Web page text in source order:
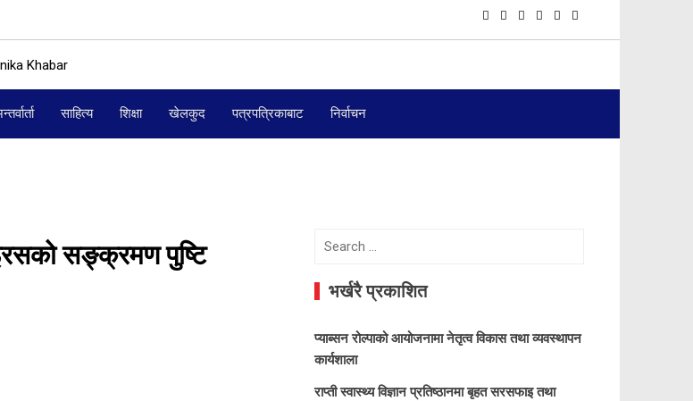
साहित्य शिक्षा खेलकुद पत्रपत्रिकाबाट निर्वाचन
सङ्क्रमण पुष्टि
Search
भर्खरै प्रकाशित
प्याब्सन रोल्पाको आयोजनामा नेतृत्व विकास तथा व्यवस्थापन
कार्यशाला
राप्ती स्वास्थ्य विज्ञान प्रतिष्ठानमा बृहत सरसफाइ तथा